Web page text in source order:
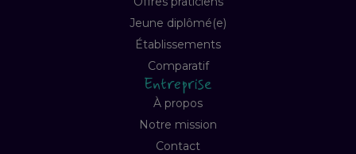
Jeune diplômé(e)
Établissements
Comparatif
Entreprise
À propos
Notre mission
Contact